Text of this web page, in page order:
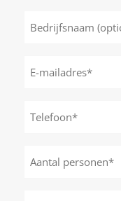
(optioneel)
mailadres
personen